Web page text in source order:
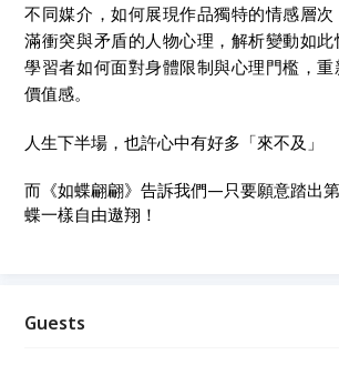
不同媒介，如何展現作品獨特的情感層
滿衝突與矛盾的人物心理，解析變動如
學習者如何面對身體限制與心理門檻，
價值感。
人生下半場，也許心中有好多「來不及」
而《如蝶翩翩》告訴我們—只要願意踏出
蝶一樣自由遨翔！
Guests